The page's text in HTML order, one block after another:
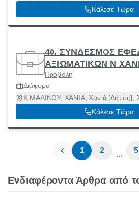
Κάλεσε Τώρα
40. ΣΥΝΔΕΣΜΟΣ
ΑΞΙΩΜΑΤΙΚΩΝ Ν
Προβολή
Διάφορα
Κ ΜΑΛΙΝΟΥ, ΧΑΝΙΑ, Χανιά [Δήμος],
Κάλεσε Τώρα
1 2 ... 5
Ενδιαφέροντα Άρθρα από